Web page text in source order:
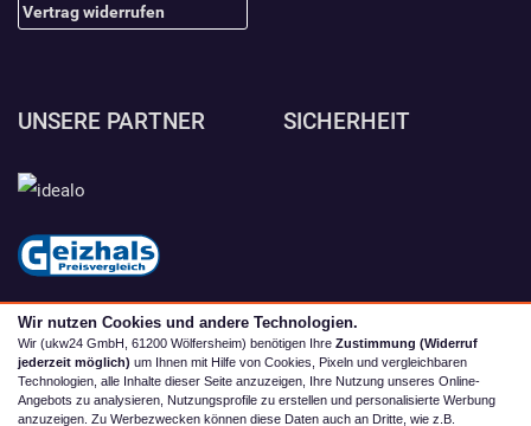
Vertrag widerrufen
UNSERE PARTNER SICHERHEIT
Wir nutzen Cookies und andere Technologien.
Wir (ukw24 GmbH, 61200 Wölfersheim) benötigen Ihre Zustimmung (Widerruf
jederzeit möglich) um Ihnen mit Hilfe von Cookies, Pixeln und vergleichbaren
Technologien, alle Inhalte dieser Seite anzuzeigen, Ihre Nutzung unseres Online-
Angebots zu analysieren, Nutzungsprofile zu erstellen und personalisierte Werbung
anzuzeigen. Zu Werbezwecken können diese Daten auch an Dritte, wie z.B.